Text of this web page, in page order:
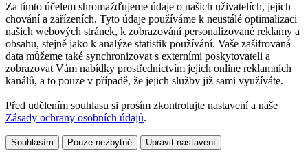
Za tímto účelem shromažďujeme údaje o našich uživatelích, jejich
chování a zařízeních. Tyto údaje používáme k neustálé optimalizaci
našich webových stránek, k zobrazování personalizované reklamy a
obsahu, stejně jako k analýze statistik používání. Vaše zašifrovaná
data můžeme také synchronizovat s externími poskytovateli a
zobrazovat Vám nabídky prostřednictvím jejich online reklamních
kanálů, a to pouze v případě, že jejich služby již sami využíváte.
Před udělením souhlasu si prosím zkontrolujte nastavení a naše
Zásady ochrany osobních údajů.
Souhlasím Pouze nezbytné Upravit nastavení